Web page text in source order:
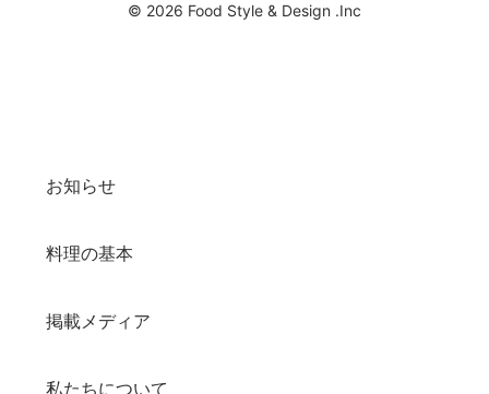
© 2026 Food Style & Design .Inc
お知らせ
料理の基本
掲載メディア
私たちについて